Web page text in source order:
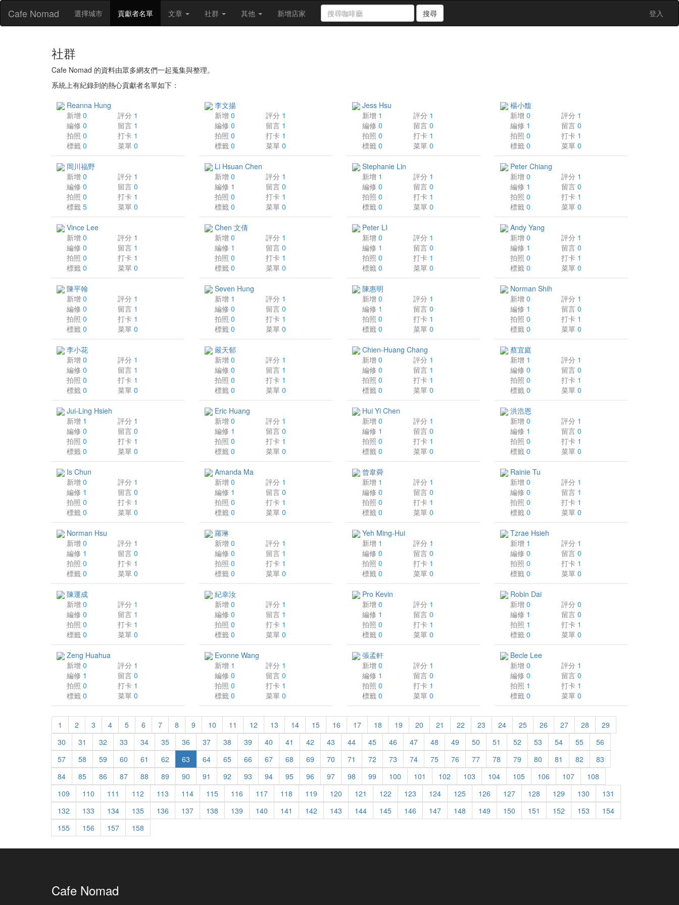
Cafe Nomad 選擇城市 貢獻者名單(目
文章 社群 其他 新增店家 搜尋 登入
社群
Cafe Nomad 的資料由眾多網友們一起蒐集與整理。
系統上有紀錄到的熱心貢獻者名單如下：
Reanna Hung
新增 0 評分 1
編修 0 留言 1
拍照 0 打卡 1
標籤 0 菜單0
李文揚
新增 0 評分 1
編修 0 留言 1
拍照 0 打卡 1
標籤 0 菜單 0
Jess Hsu
新增 1 評分 1
編修 0 留言0
拍照 0 打卡 1
標籤 0 菜單0
楊小馥
新增 0 評分 1
編修 1 留言 0
拍照 0 打卡 1
標籤 0 菜單 0
岡川福野
新增 0 評分 1
編修 0 留言0
拍照 0 打卡 1
標籤 5 菜單0
Li Hsuan Chen
新增 0 評分 1
編修 1 留言 0
拍照 0 打卡 1
標籤 0 菜單 0
Stephanie Lin
新增 1 評分 1
編修 0 留言0
拍照 0 打卡 1
標籤 0 菜單0
Peter Chiang
新增 0 評分 1
編修 1 留言 0
拍照 0 打卡 1
標籤 0 菜單 0
Vince Lee
新增 0 評分 1
編修 0 留言 1
拍照 0 打卡 1
標籤 0 菜單0
Chen 文倩
新增 0 評分 1
編修 1 留言 0
拍照 0 打卡 1
標籤 0 菜單 0
Peter LI
新增 0 評分 1
編修 1 留言0
拍照 0 打卡 1
標籤 0 菜單0
Andy Yang
新增 0 評分 1
編修 1 留言 0
拍照 0 打卡 1
標籤 0 菜單 0
陳平翰
新增 0 評分 1
編修 0 留言 1
拍照 0 打卡 1
標籤 0 菜單0
Seven Hung
新增 1 評分 1
編修 0 留言 0
拍照 0 打卡 1
標籤 0 菜單 0
陳惠明
新增 0 評分 1
編修 1 留言0
拍照 0 打卡 1
標籤 0 菜單0
Norman Shih
新增 0 評分 1
編修 1 留言 0
拍照 0 打卡 1
標籤 0 菜單 0
李小花
新增 0 評分 1
編修 0 留言 1
拍照 0 打卡 1
標籤 0 菜單0
嚴天郁
新增 0 評分 1
編修 0 留言 1
拍照 0 打卡 1
標籤 0 菜單 0
Chien-Huang Chang
新增 0 評分 1
編修 0 留言 1
拍照 0 打卡 1
標籤 0 菜單0
蔡宜庭
新增 1 評分 1
編修 0 留言 0
拍照 0 打卡 1
標籤 0 菜單 0
Jui-Ling Hsieh
新增 1 評分 1
編修 0 留言0
拍照 0 打卡 1
標籤 0 菜單0
Eric Huang
新增 0 評分 1
編修 1 留言 0
拍照 0 打卡 1
標籤 0 菜單 0
Hui Yi Chen
新增 0 評分 1
編修 1 留言0
拍照 0 打卡 1
標籤 0 菜單0
洪浩恩
新增 0 評分 1
編修 1 留言 0
拍照 0 打卡 1
標籤 0 菜單 0
Is Chun
新增 0 評分 1
編修 1 留言0
拍照 0 打卡 1
標籤 0 菜單0
Amanda Ma
新增 0 評分 1
編修 1 留言 0
拍照 0 打卡 1
標籤 0 菜單 0
曾韋舜
新增 1 評分 1
編修 0 留言0
拍照 0 打卡 1
標籤 0 菜單0
Rainie Tu
新增 0 評分 1
編修 0 留言 1
拍照 0 打卡 1
標籤 0 菜單 0
Norman Hsu
新增 0 評分 1
編修 1 留言0
拍照 0 打卡 1
標籤 0 菜單0
羅琳
新增 0 評分 1
編修 0 留言 1
拍照 0 打卡 1
標籤 0 菜單 0
Yeh Ming-Hui
新增 1 評分 1
編修 0 留言0
拍照 0 打卡 1
標籤 0 菜單0
Tzrae Hsieh
新增 1 評分 1
編修 0 留言 0
拍照 0 打卡 1
標籤 0 菜單 0
陳運成
新增 0 評分 1
編修 0 留言 1
拍照 0 打卡 1
標籤 0 菜單0
紀幸汝
新增 0 評分 1
編修 0 留言 1
拍照 0 打卡 1
標籤 0 菜單 0
Pro Kevin
新增 0 評分 1
編修 1 留言0
拍照 0 打卡 1
標籤 0 菜單0
Robin Dai
新增 0 評分 0
編修 1 留言 0
拍照 1 打卡 1
標籤 0 菜單 0
Zeng Huahua
新增 0 評分 1
編修 1 留言0
拍照 0 打卡 1
標籤 0 菜單0
Evonne Wang
新增 1 評分 1
編修 0 留言 0
拍照 0 打卡 1
標籤 0 菜單 0
張孟軒
新增 0 評分 1
編修 1 留言0
拍照 0 打卡 1
標籤 0 菜單0
Becle Lee
新增 0 評分 1
編修 0 留言 0
拍照 1 打卡 1
標籤 0 菜單 0
1 2 3 4 5 6 7 8 9 10 11 12 13 14 15 16 17 18 19 20 21 22 23 24 25 26 27 28
29
30
31 32 33 34 35 36 37 38 39 40 41 42 43 44 45 46 47 48 49 50 51 52 53 54 55
56
57
58 59 60 61 62 63 64 65 66 67 68 69 70 71 72 73 74 75 76 77 78 79 80 81 82
83
84
85 86 87 88 89 90 91 92 93 94 95 96 97 98 99 100 101 102 103 104 105 106 107
108
109
110 111 112 113 114 115 116 117 118 119 120 121 122 123 124 125 126 127 128 129 130
131
132
133 134 135 136 137 138 139 140 141 142 143 144 145 146 147 148 149 150 151 152 153
154
155
156 157 158
Cafe Nomad